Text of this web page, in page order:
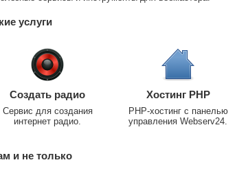
услуги
Создать радио
Сервис для создания
интернет радио.
Хостинг PHP
PHP-хостинг с панелью
управления Webserv24.
и не только